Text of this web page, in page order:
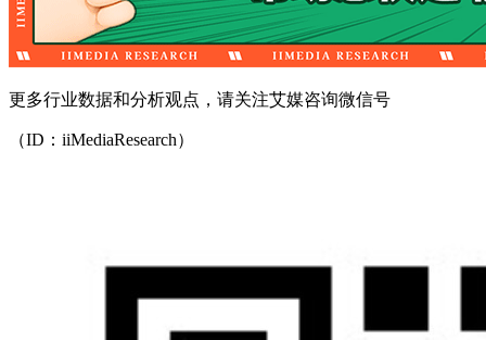
更多行业数据和分析观点，请关注艾媒咨询微信号
（ID：iiMediaResearch）